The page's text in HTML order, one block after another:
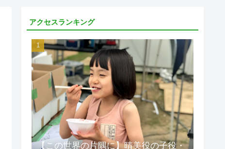
アクセスランキング
【この世界の片隅に】晴美役の子役・